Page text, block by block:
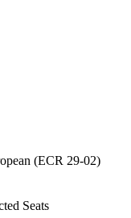
(ECR 29-02)
Seats